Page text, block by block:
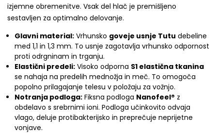
izjemne obremenitve. Vsak del hlač je premišljeno
sestavljen za optimalno delovanje.
Glavni material: Vrhunsko goveje usnje Tutu debeline
med 1,1 in 1,3 mm. To usnje zagotavlja vrhunsko odpornost
proti odrgninam in trganju.
Elastični predeli: Visoko odporna S1 elastična tkanina
se nahaja na predelih mednožja in meč. To omogoča
popolno prilagajanje telesu v položaju za vožnjo.
Notranja podloga: Fiksna podloga Nanofeel® z
obdelavo s srebrnimi ioni. Podloga učinkovito odvaja
vlago, deluje protibakterijsko in preprečuje neprijetne
vonjave.